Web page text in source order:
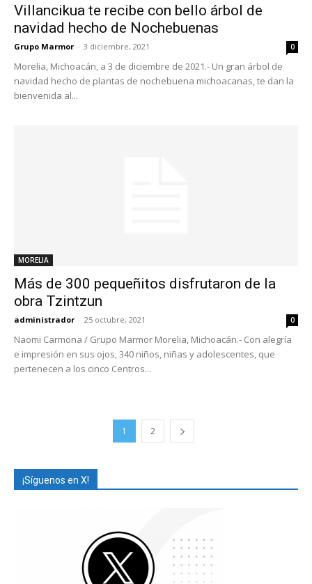
Villancikua te recibe con bello árbol de
navidad hecho de Nochebuenas
Grupo Marmor - 3 diciembre, 2021 0
Morelia, Michoacán, a 3 de diciembre de 2021.- Un gran árbol de
navidad hecho de plantas de nochebuena michoacanas, te dan la
bienvenida al...
MORELIA
Más de 300 pequeñitos disfrutaron de la
obra Tzintzun
administrador - 25 octubre, 2021 0
Naomi Carmona / Grupo Marmor Morelia, Michoacán.- Con alegría
e impresión en sus ojos, 340 niños, niñas y adolescentes, que
pertenecen a los cinco Centros...
1 2
¡Síguenos en X!